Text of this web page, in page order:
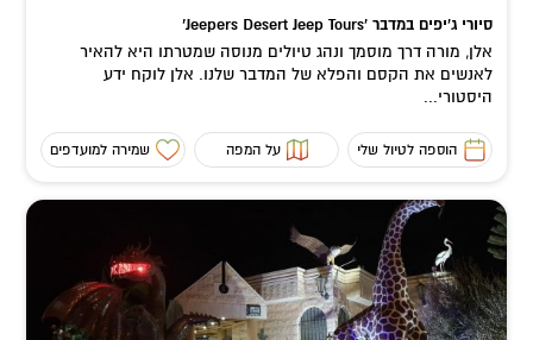
סיורי ג'יפים במדבר 'Jeepers Desert Jeep Tours’
אלן, מורה דרך מוסמך ונהג טיולים מנוסה שמטרתו היא להאיר
לאנשים את הקסם והפלא של המדבר שלנו. אלן לוקח ידע
היסטורי...
הוספה לטיול שלי על המפה שמירה למועדפים